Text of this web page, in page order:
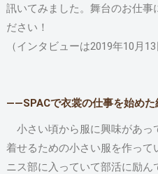
訊いてみました。舞台のお仕事
ださい！
（インタビューは2019年10月
――SPACで衣裳の仕事を始めた
小さい頃から服に興味があっ
着せるための小さい服を作っ
ニス部に入っていて部活に励